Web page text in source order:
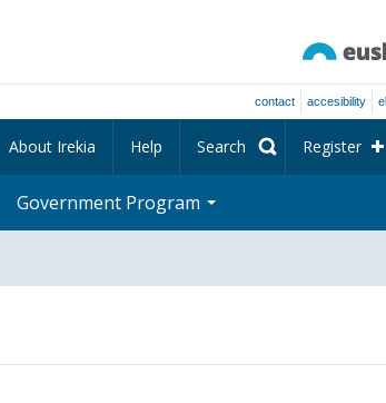
contact accesibility
About Irekia Help Search Register
Government Program